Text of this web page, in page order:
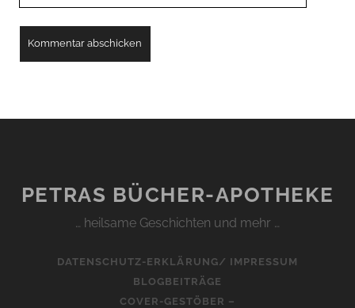
PETRAS BÜCHER-APOTHEKE
… heilsame Geschichten und mehr …
DATENSCHUTZ-ERKLÄRUNG/ IMPRESSUM
BLOGBEITRÄGE
COVER-GESTÖBER –